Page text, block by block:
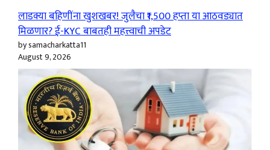
लाडक्या बहिणींना खुशखबर! जुलैचा ₹1,500 हप्ता या आठवड्यात
मिळणार? ई-KYC बाबतही महत्त्वाची अपडेट
by samacharkatta11
August 9, 2026